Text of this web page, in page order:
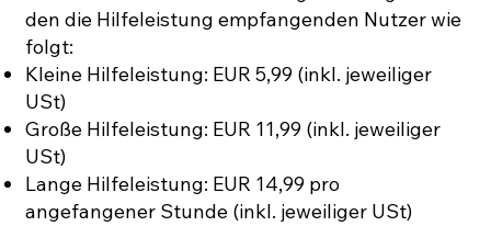
den die Hilfeleistung empfangenden Nutzer wie
folgt:
Kleine Hilfeleistung: EUR 5,99 (inkl. jeweiliger
USt)
Große Hilfeleistung: EUR 11,99 (inkl. jeweiliger
USt)
Lange Hilfeleistung: EUR 14,99 pro
angefangener Stunde (inkl. jeweiliger USt)